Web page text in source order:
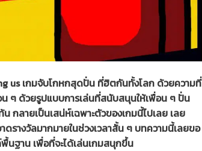
us เกมจับโกหกสุดปั่น ที่ฮิตกันทั้งโลก ด้วยความที่
น ๆ ด้วยรูปแบบการเล่นที่สนับสนุนให้เพื่อน ๆ ปั่น
กลายเป็นเสน่ห์เฉพาะตัวของเกมนี้ไปเลย เลย
รางวัลมากมายในช่วงเวลาสั้น ๆ บทความนี้เลยขอ
นฐาน เพื่อที่จะได้เล่นเกมสนุกขึ้น